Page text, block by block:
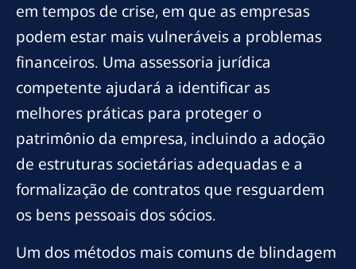
em tempos de crise, em que as empresas
podem estar mais vulneráveis a problemas
financeiros. Uma assessoria jurídica
competente ajudará a identificar as
melhores práticas para proteger o
patrimônio da empresa, incluindo a adoção
de estruturas societárias adequadas e a
formalização de contratos que resguardem
os bens pessoais dos sócios.
Um dos métodos mais comuns de blindagem